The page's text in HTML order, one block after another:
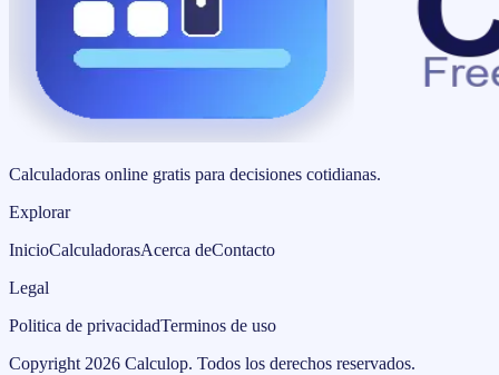
Calculadoras online gratis para decisiones cotidianas.
Explorar
InicioCalculadorasAcerca deContacto
Legal
Politica de privacidadTerminos de uso
Copyright 2026 Calculop. Todos los derechos reservados.